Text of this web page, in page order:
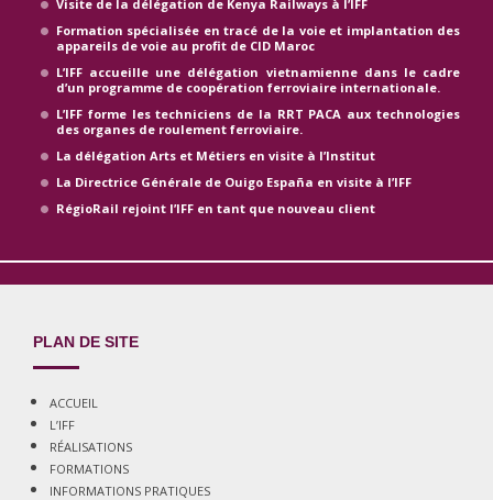
Visite de la délégation de Kenya Railways à l’IFF
Formation spécialisée en tracé de la voie et implantation des
appareils de voie au profit de CID Maroc
L’IFF accueille une délégation vietnamienne dans le cadre
d’un programme de coopération ferroviaire internationale.
L’IFF forme les techniciens de la RRT PACA aux technologies
des organes de roulement ferroviaire.
La délégation Arts et Métiers en visite à l’Institut
La Directrice Générale de Ouigo España en visite à l’IFF
RégioRail rejoint l’IFF en tant que nouveau client
PLAN DE SITE
ACCUEIL
L’IFF
RÉALISATIONS
FORMATIONS
INFORMATIONS PRATIQUES